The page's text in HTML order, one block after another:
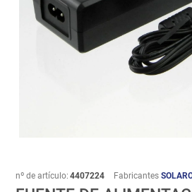
nº de artículo: 4407224 Fabricantes